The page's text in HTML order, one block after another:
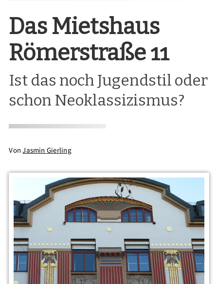
Das Mietshaus
Römerstraße 11
Ist das noch Jugendstil oder
schon Neoklassizismus?
VonJasmin Gierling